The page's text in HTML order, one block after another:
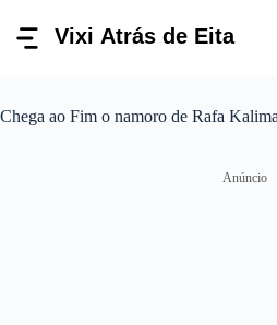
para
Chega ao Fim o namoro de Rafa
Anúncio